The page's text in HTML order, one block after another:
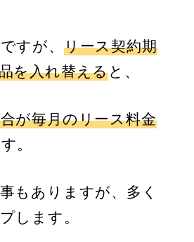
すが、 リース契約期
を入れ替えると、
が毎月のリース料金
。
もありますが、多く
します。